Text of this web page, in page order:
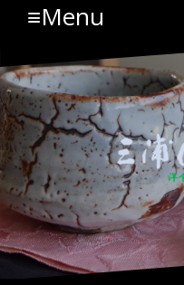
ン
ツ
へ
ス
キ
ッ
プ
≡Menu